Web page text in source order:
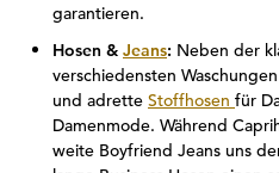
garantieren.
Hosen & Jeans: Neben der
verschiedensten
und adrette Stoffhosen für
Damenmode. Während
weite Boyfriend Jeans uns